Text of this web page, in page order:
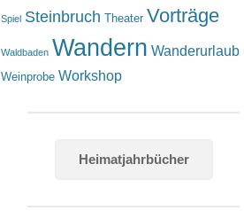
Spiel Steinbruch Theater Vorträge
Waldbaden Wandern Wanderurlaub
Weinprobe Workshop
Heimatjahrbücher